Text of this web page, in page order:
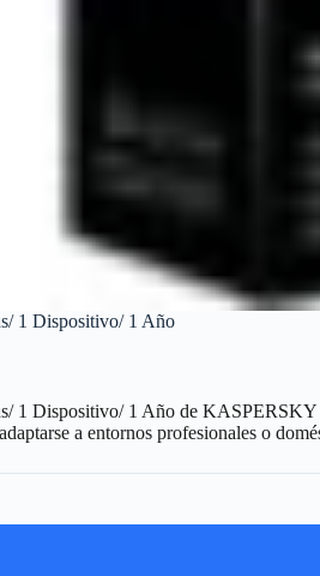
1 Dispositivo/ 1 Año
1 Dispositivo/ 1 Año de
a entornos profesionales o